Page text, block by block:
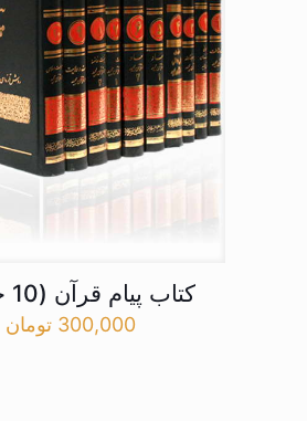
کتاب پیام قرآن (10 جلدی)
300,000 تومان